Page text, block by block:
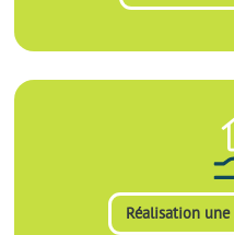
Réalisation